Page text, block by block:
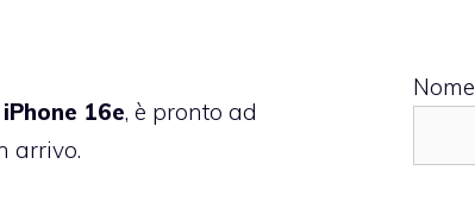
iPhone 16e, è pronto ad
arrivo.
Nome